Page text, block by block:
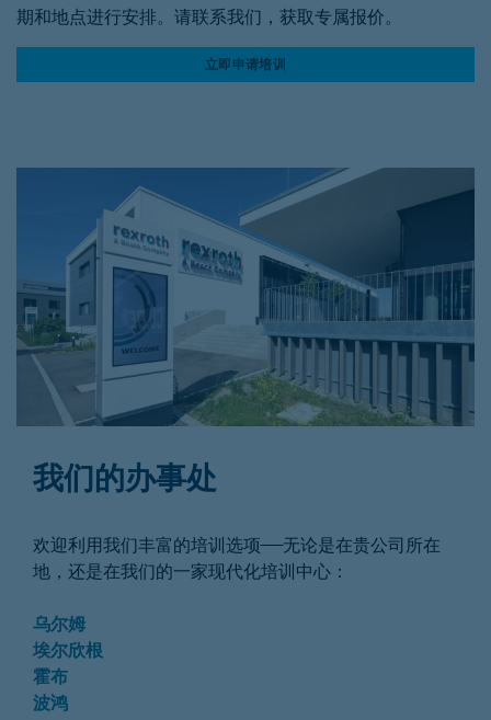
期和地点进行安排。请联系我们，获取专属报价。
立即申请培训
我们的办事处
欢迎利用我们丰富的培训选项——无论是在贵公司所在
地，还是在我们的一家现代化培训中心：
乌尔姆
埃尔欣根
霍布
波鸿